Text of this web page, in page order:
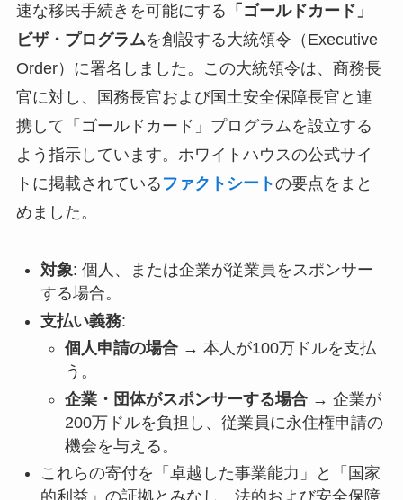
速な移民手続きを可能にする 「ゴールドカード」
ビザ・プログラムを創設する大統領令（Executive
Order）に署名しました。この大統領令は、商務長
官に対し、国務長官および国土安全保障長官と連
携して「ゴールドカード」プログラムを設立する
よう指示しています。ホワイトハウスの公式サイ
トに掲載されている ファクトシートの要点をまと
めました。
対象: 個人、または企業が従業員をスポンサー
する場合。
支払い義務:
個人申請の場合→ 本人が100万ドルを支払
う。
企業・団体がスポンサーする場合→ 企業が
200万ドルを負担し、従業員に永住権申請の
機会を与える。
これらの寄付を「卓越した事業能力」と「国家